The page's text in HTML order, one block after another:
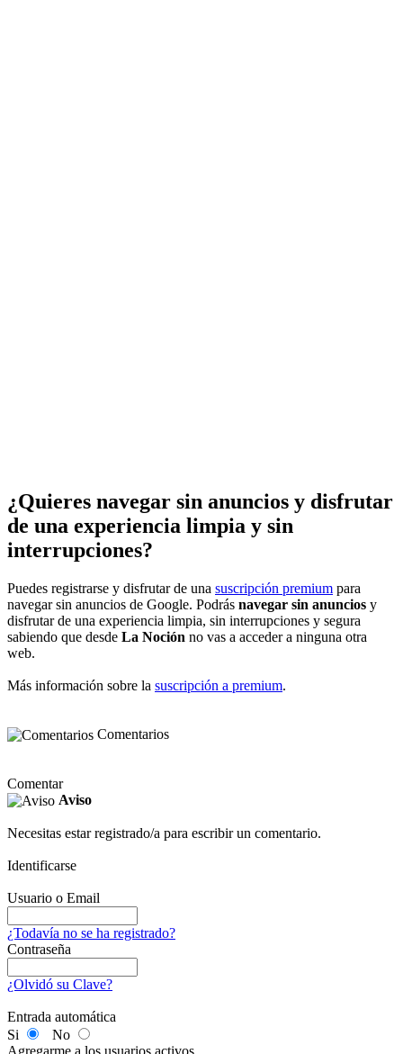
¿Quieres navegar sin anuncios y disfrutar
de una experiencia limpia y sin
interrupciones?
Puedes registrarse y disfrutar de una suscripción premium para
navegar sin anuncios de Google. Podrás navegar sin anuncios y
disfrutar de una experiencia limpia, sin interrupciones y segura
sabiendo que desde La Noción no vas a acceder a ninguna otra
web.
Más información sobre la suscripción a premium.
Comentarios
Comentar
Aviso
Necesitas estar registrado/a para escribir un comentario.
Identificarse
Usuario o Email
¿Todavía no se ha registrado?
Contraseña
¿Olvidó su Clave?
Entrada automática
Si
No